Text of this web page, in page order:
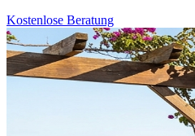
Kostenlose Beratung